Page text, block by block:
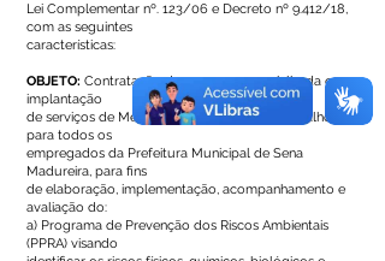
Lei Complementar nº. 123/06 e Decreto nº 9.412/18,
com as seguintes
características:
OBJETO: Contratação de empresa especializada em
implantação
de serviços de Medicina e Engenharia do Trabalho,
para todos os
empregados da Prefeitura Municipal de Sena
Madureira, para fins
de elaboração, implementação, acompanhamento e
avaliação do:
a) Programa de Prevenção dos Riscos Ambientais
(PPRA) visando